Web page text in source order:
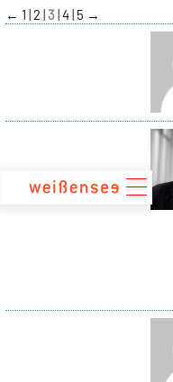
zum
Inhalt
← 1 2 3 4 5 →